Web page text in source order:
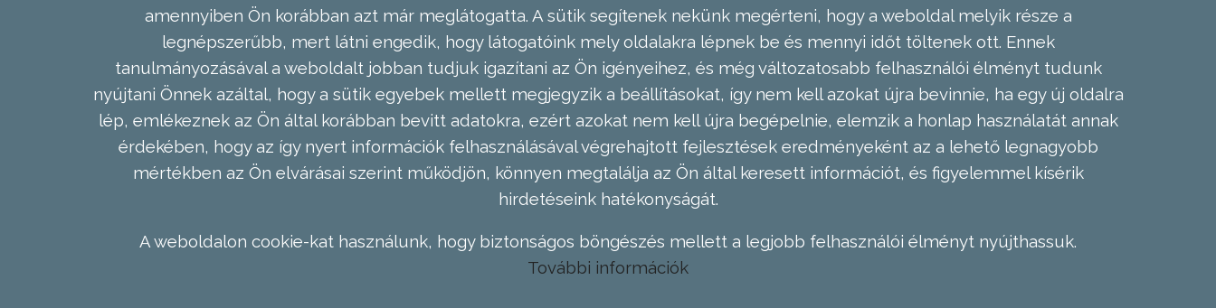
amennyiben Ön korábban azt már meglátogatta. A sütik segítenek nekünk megérteni, hogy a weboldal melyik része a
legnépszerűbb, mert látni engedik, hogy látogatóink mely oldalakra lépnek be és mennyi időt töltenek ott. Ennek
tanulmányozásával a weboldalt jobban tudjuk igazítani az Ön igényeihez, és még változatosabb felhasználói élményt tudunk
nyújtani Önnek azáltal, hogy a sütik egyebek mellett megjegyzik a beállításokat, így nem kell azokat újra bevinnie, ha egy új oldalra
lép, emlékeznek az Ön által korábban bevitt adatokra, ezért azokat nem kell újra begépelnie, elemzik a honlap használatát annak
érdekében, hogy az így nyert információk felhasználásával végrehajtott fejlesztések eredményeként az a lehető legnagyobb
mértékben az Ön elvárásai szerint működjön, könnyen megtalálja az Ön által keresett információt, és figyelemmel kísérik
hirdetéseink hatékonyságát.
A weboldalon cookie-kat használunk, hogy biztonságos böngészés mellett a legjobb felhasználói élményt nyújthassuk.
További információk